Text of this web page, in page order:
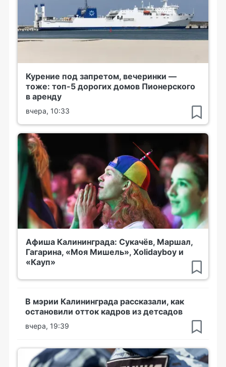
Курение под запретом, вечеринки —
тоже: топ-5 дорогих домов Пионерского
в аренду
вчера, 10:33
Афиша Калининграда: Сукачёв, Маршал,
Гагарина, «Моя Мишель», Xolidayboy и
«Кауп»
В мэрии Калининграда рассказали, как
остановили отток кадров из детсадов
вчера, 19:39